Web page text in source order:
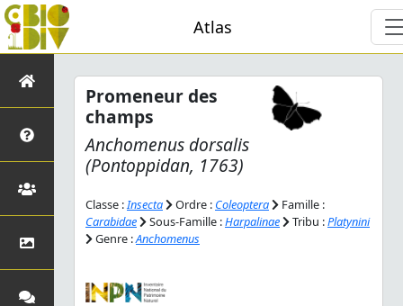
Atlas
Promeneur des
champs
Anchomenus dorsalis
(Pontoppidan, 1763)
Classe :Insecta Ordre : Coleoptera
Famille :
Carabidae
Sous-Famille :Harpalinae Tribu :Platynini
Genre :Anchomenus